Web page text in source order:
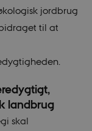
jordbrug
til at
landbrug
skal